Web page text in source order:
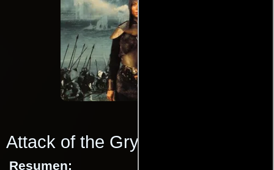
Attack of the Gryphon
Resumen: